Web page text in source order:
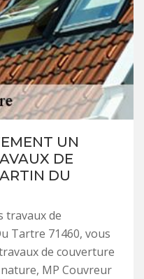
UN
DE
DU
travaux de
Tartre 71460, vous
de couverture
MP Couvreur